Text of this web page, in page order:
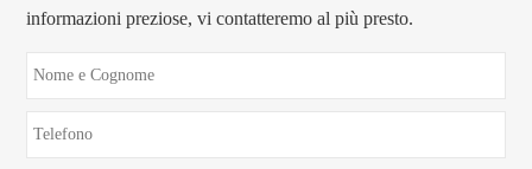
informazioni preziose, vi contatteremo al più presto.